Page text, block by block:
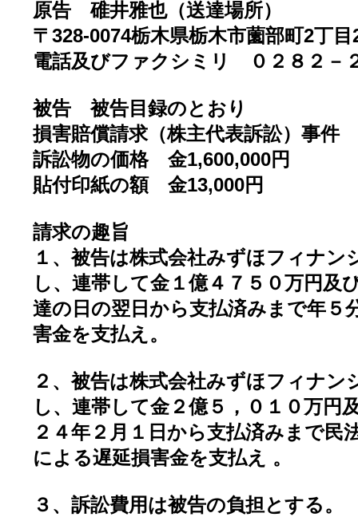
原告 碓井雅也（送達場所）
〒328-0074栃木県栃木市薗部町2丁目
電話及びファクシミリ ０２８２－
被告 被告目録のとおり
損害賠償請求（株主代表訴訟）事件
訴訟物の価格 金1,600,000円
貼付印紙の額 金13,000円
請求の趣旨
１、被告は株式会社みずほフィナン
し、連帯して金１億４７５０万円及
達の日の翌日から支払済みまで年５
害金を支払え。
２、被告は株式会社みずほフィナン
し、連帯して金２億５，０１０万円
２４年２月１日から支払済みまで民
による遅延損害金を支払え 。
３、訴訟費用は被告の負担とする。